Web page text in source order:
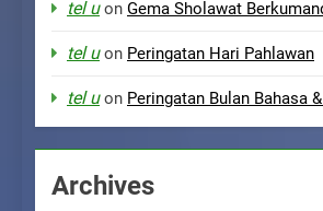
tel uon Gema Sholawat
tel uon Peringatan Hari Pahlawan
tel uon Peringatan Bulan Bahasa
Archives